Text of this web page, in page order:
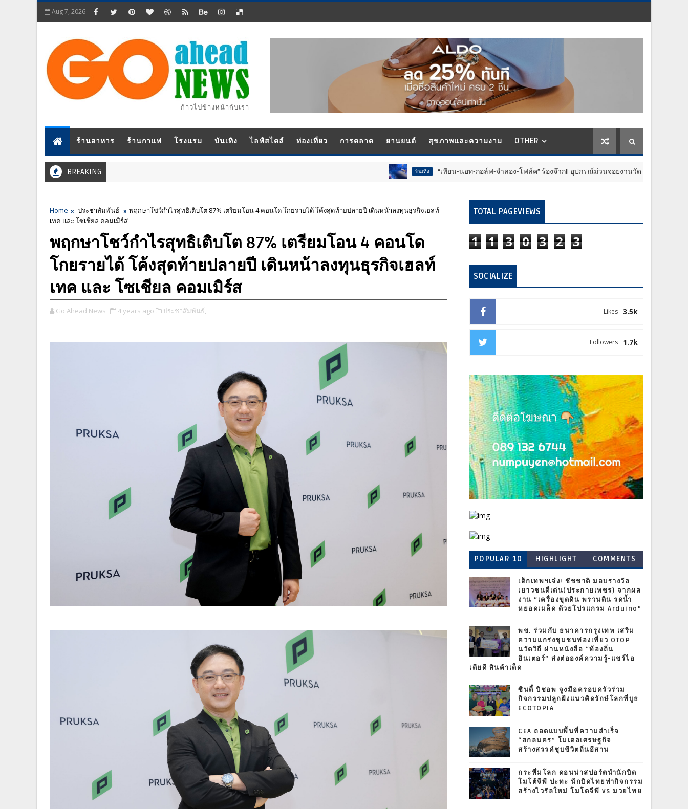
Aug 7, 2026
ก้าวไปข้างหน้ากับเรา
ร้านอาหาร ร้านกาแฟ โรงแรม บันเทิง ไลฟ์สไตล์ ท่องเที่ยว การตลาด ยานยนต์ สุขภาพและความงาม OTHER
BREAKING บันเทิง “เทียน-นอท-กอล์ฟ-จำลอง-โฟล์ค” ร้องจ๊าก!! อุปกรณ์ม่วนจอยงานวัด.. ทำชีวิตสุดปั่นป่วน
Home ประชาสัมพันธ์
พฤกษาโชว์กำไรสุทธิเติบโต 87% เตรียมโอน 4 คอนโด โกยรายได้ โค้งสุดท้ายปลายปี เดินหน้าลงทุนธุรกิจเฮลท์
เทค และ โซเชียล คอมเมิร์ส
พฤกษาโชว์กำไรสุทธิเติบโต 87% เตรียมโอน 4 คอนโด
โกยรายได้ โค้งสุดท้ายปลายปี เดินหน้าลงทุนธุรกิจเฮลท์
เทค และ โซเชียล คอมเมิร์ส
Go Ahead News 4 years ago ประชาสัมพันธ์,
TOTAL PAGEVIEWS
1 1 3 0 3 2 3
SOCIALIZE
3.5k
Likes
1.7k
Followers
POPULAR 10 HIGHLIGHT COMMENTS
เด็กเทพฯเจ๋ง! ชัชชาติ มอบรางวัล
เยาวชนดีเด่น(ประกายเพชร) จากผล
งาน “เครื่องขุดดิน พรวนดิน รดน้ำ
หยอดเมล็ด ด้วยโปรแกรม Arduino”
พช. ร่วมกับ ธนาคารกรุงเทพ เสริม
ความแกร่งชุมชนท่องเที่ยว OTOP
นวัตวิถี ผ่านหนังสือ “ท้องถิ่น
อินเตอร์” ส่งต่อองค์ความรู้-แชร์ไอ
เดียดี สินค้าเด็ด
ซินดี้ บิชอพ จูงมือครอบครัวร่วม
กิจกรรมปลูกฝังแนวคิดรักษ์โลกที่บูธ
ECOTOPIA
CEA ถอดแบบพื้นที่ความสำเร็จ
“สกลนคร” โมเดลเศรษฐกิจ
สร้างสรรค์ชุบชีวิตถิ่นอีสาน
กระหึ่มโลก ดอนน่าสปอร์ตนำนักบิด
โมโต้จีพี ปะทะ นักบิดไทยทำกิจกรรม
สร้างไวรัลใหม่ โมโตจีพี vs มวยไทย